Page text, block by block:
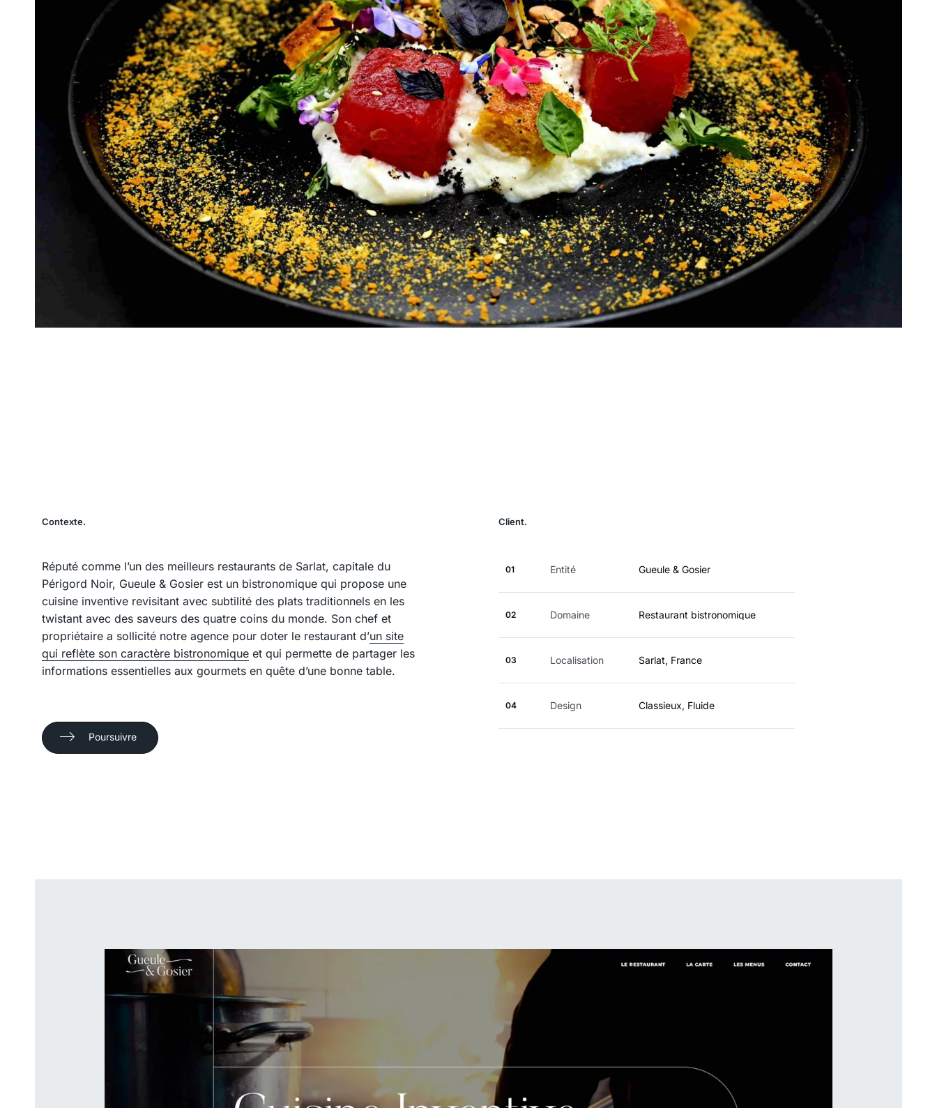
Contexte.
Réputé comme l’un des meilleurs restaurants de Sarlat, capitale du
Périgord Noir, Gueule & Gosier est un bistronomique qui propose une
cuisine inventive revisitant avec subtilité des plats traditionnels en les
twistant avec des saveurs des quatre coins du monde. Son chef et
propriétaire a sollicité notre agence pour doter le restaurant d’un site
qui reflète son caractère bistronomique et qui permette de partager les
informations essentielles aux gourmets en quête d’une bonne table.
Poursuivre
Client.
01 Entité Gueule & Gosier
02 Domaine Restaurant bistronomique
03 Localisation Sarlat, France
04 Design Classieux, Fluide